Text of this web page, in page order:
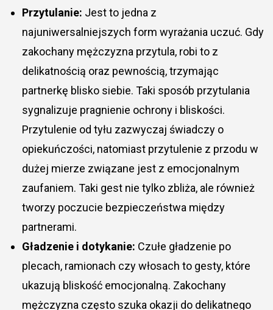
Przytulanie: Jest to jedna z
najuniwersalniejszych form wyrażania uczuć. Gdy
zakochany mężczyzna przytula, robi to z
delikatnością oraz pewnością, trzymając
partnerkę blisko siebie. Taki sposób przytulania
sygnalizuje pragnienie ochrony i bliskości.
Przytulenie od tyłu zazwyczaj świadczy o
opiekuńczości, natomiast przytulenie z przodu w
dużej mierze związane jest z emocjonalnym
zaufaniem. Taki gest nie tylko zbliża, ale również
tworzy poczucie bezpieczeństwa między
partnerami.
Gładzenie i dotykanie: Czułe gładzenie po
plecach, ramionach czy włosach to gesty, które
ukazują bliskość emocjonalną. Zakochany
mężczyzna często szuka okazji do delikatnego